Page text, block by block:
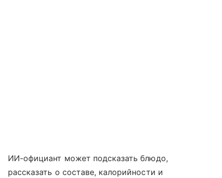
ИИ-официант может подсказать блюдо,
рассказать о составе, калорийности и